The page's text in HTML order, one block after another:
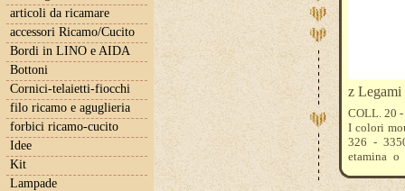
articoli da ricamare
accessori Ricamo/Cucito
Bordi in LINO e AIDA
Bottoni
Cornici-telaietti-fiocchi
filo ricamo e aguglieria
forbici ricamo-cucito
Idee
Kit
Lampade
z
COLL. 20 -
I colori
326 -
etamina